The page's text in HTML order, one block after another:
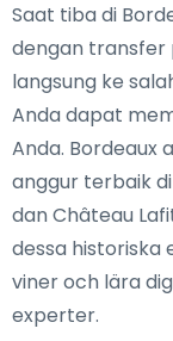
Saat tiba di
dengan transfer
langsung ke
Anda dapat
Anda. Bordeaux
anggur terbaik
dan Château
dessa historiska
viner och lära
experter.